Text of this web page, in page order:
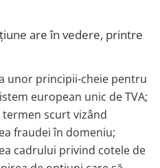
are în vedere, printre
unor principii-cheie pentru
european unic de TVA;
scurt vizând
fraudei în domeniu;
cadrului privind cotele de